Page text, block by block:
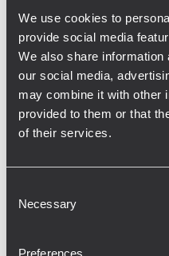
We use cookies to
provide social media
We also share
our social media,
may combine it with other
provided to them or that
of their services.
Selection
Necessary
Preferences
meravigliose.”
è l’intelligenza e
fatta di persone e di
appena compiuto
ancora voglia di
in dotazione le più
residente RCF TT+,
ulteriori 10 sistemi